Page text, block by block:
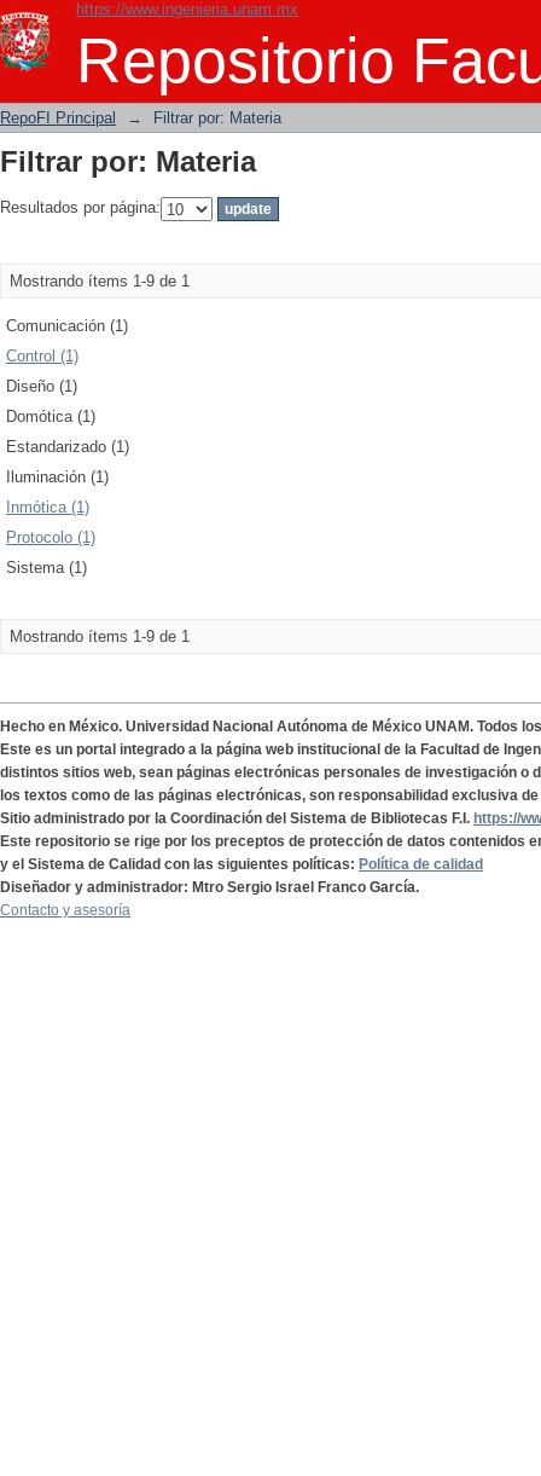
https://www.ingenieria.unam.mx
Repositorio
Filtrar por: Materia
RepoFI Principal → Filtrar por: Materia
Filtrar por: Materia
Resultados por página:
Mostrando ítems 1-9 de 1
Comunicación (1)
Control (1)
Diseño (1)
Domótica (1)
Estandarizado (1)
Iluminación (1)
Inmótica (1)
Protocolo (1)
Sistema (1)
Mostrando ítems 1-9 de 1
Hecho en México. Universidad Nacional Autónoma de México UNAM. Todos
Este es un portal integrado a la página web institucional de la Facultad de
distintos sitios web, sean páginas electrónicas personales de investigación o
los textos como de las páginas electrónicas, son responsabilidad exclusiva
Sitio administrado por la Coordinación del Sistema de Bibliotecas F.I. https://
Este repositorio se rige por los preceptos de protección de datos contenidos
y el Sistema de Calidad con las siguientes políticas: Política de calidad
Diseñador y administrador: Mtro Sergio Israel Franco García.
Contacto y asesoría